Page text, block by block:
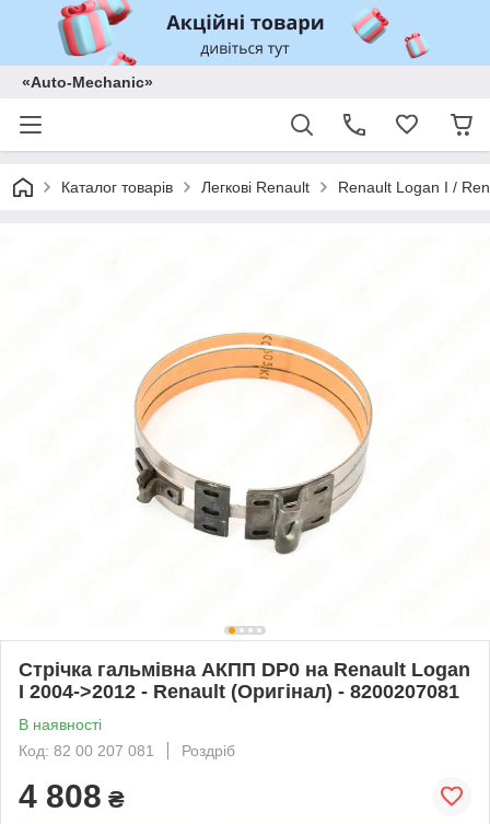
«Auto-Mechanic»
Каталог товарів Легкові Renault Renault Logan I /
Стрічка гальмівна АКПП DP0 на Renault Logan
I 2004->2012 - Renault (Оригінал) - 8200207081
В наявності
Код: 82 00 207 081
Роздріб
4 808 ₴